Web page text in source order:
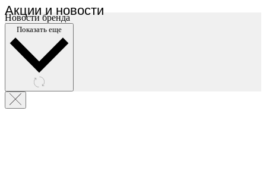
Акции и новости
Новости бренда
Показать еще